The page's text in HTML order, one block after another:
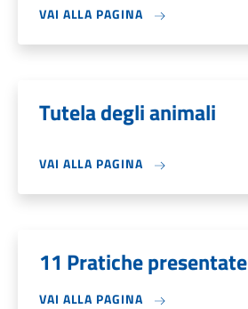
VAI ALLA PAGINA
Tutela degli animali
VAI ALLA PAGINA
11 Pratiche presentate
VAI ALLA PAGINA